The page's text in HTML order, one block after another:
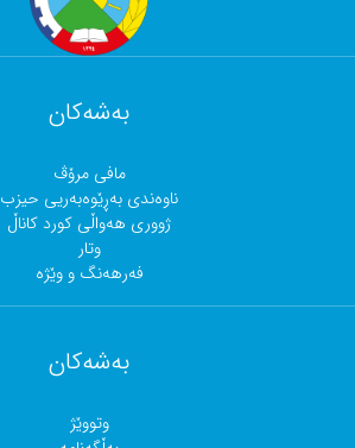
بەشەکان
مافی مرۆڤ
ناوەندی بەڕێوەبەریی حیزب
ژووری هەواڵی کورد کاناڵ
وتار
فەرهەنگ و وێژە
بەشەکان
وتووێژ